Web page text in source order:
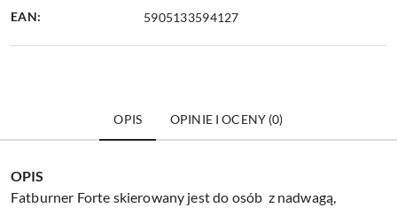
EAN: 5905133594127
OPIS OPINIE I OCENY (0)
OPIS
Fatburner Forte skierowany jest do osób z nadwagą,